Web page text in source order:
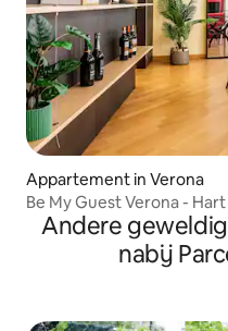
Appartement in Verona
Be My Guest Verona -
Andere
nabij